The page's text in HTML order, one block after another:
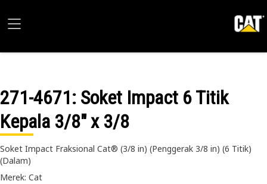
271-4671: Soket Impact 6 Titik
Kepala 3/8" x 3/8
Soket Impact Fraksional Cat® (3/8 in) (Penggerak 3/8 in) (6 Titik)
(Dalam)
Merek: Cat